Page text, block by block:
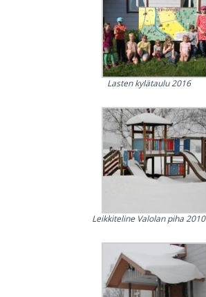
Lasten kylätaulu 2016
Leikkiteline Valolan piha 2010